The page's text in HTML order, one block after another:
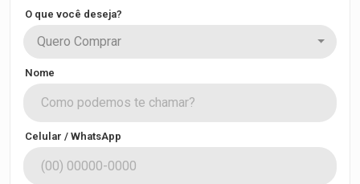
O que você deseja?
Quero Comprar
Nome
Celular / WhatsApp